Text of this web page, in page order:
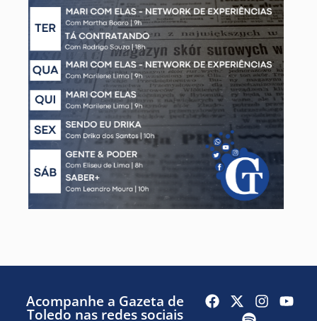
Acompanhe a Gazeta de
Toledo nas redes sociais